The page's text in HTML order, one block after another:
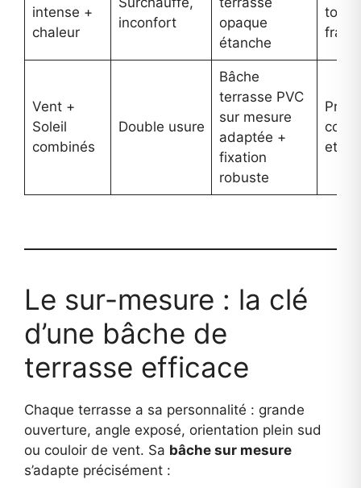
intense +
chaleur
inconfort
opaque
étanche
Vent +
Soleil
combinés
Double usure
Bâche
terrasse PVC
sur mesure
adaptée +
fixation
robuste
et
Le sur-mesure : la clé
d’une bâche de
terrasse efficace
Chaque terrasse a sa personnalité : grande
ouverture, angle exposé, orientation plein sud
ou couloir de vent. Sa bâche sur mesure
s’adapte précisément :